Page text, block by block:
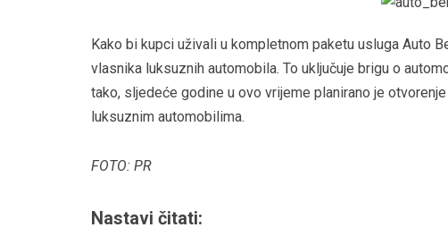
Kako bi kupci uživali u kompletnom paketu usluga Auto
vlasnika luksuznih automobila. To uključuje brigu o
tako, sljedeće godine u ovo vrijeme planirano je
luksuznim automobilima.
FOTO: PR
Nastavi čitati: